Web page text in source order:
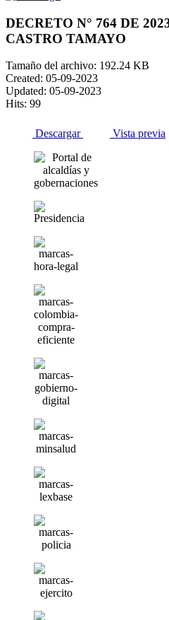
DECRETO N° 764 DE
CASTRO TAMAYO
Tamaño del archivo: 192.24 KB
Created: 05-09-2023
Updated: 05-09-2023
Hits: 99
Descargar Vista previa